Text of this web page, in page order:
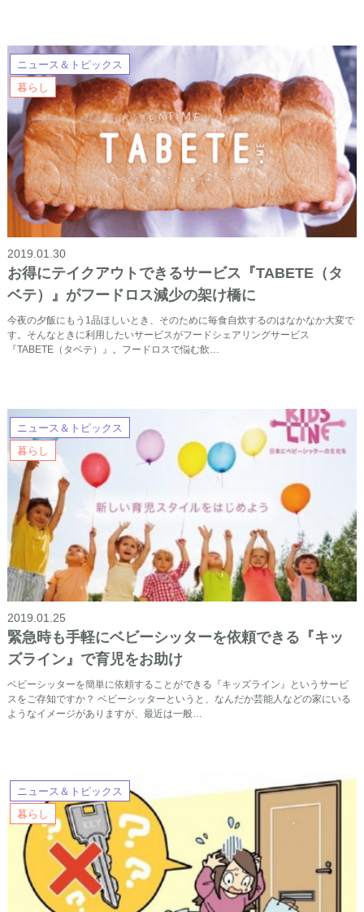
ニュース＆トピックス
暮らし
2019.01.30
お得にテイクアウトできるサービス『TABETE（タ
ベテ）』がフードロス減少の架け橋に
今夜の夕飯にもう1品ほしいとき、そのために毎食自炊するのはなかなか大変で
す。そんなときに利用したいサービスがフードシェアリングサービス
『TABETE（タベテ）』。フードロスで悩む飲…
ニュース＆トピックス
暮らし
2019.01.25
緊急時も手軽にベビーシッターを依頼できる『キッ
ズライン』で育児をお助け
ベビーシッターを簡単に依頼することができる『キッズライン』というサービ
スをご存知ですか？ ベビーシッターというと、なんだか芸能人などの家にいる
ようなイメージがありますが、最近は一般…
ニュース＆トピックス
暮らし